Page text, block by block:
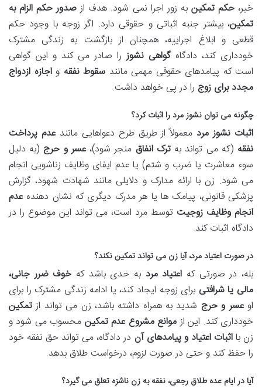
خیر،حکم تمکین به زور اجرا نمی شود. هدف ازصدور حکم الزام به
تمکین، بیشتر جنبه اثباتی و حقوقی دارد. اگر زوجه با وجود حکم
قطعی و ابلاغ اجراییه، همچنان از بازگشت به زندگی مشترک
خودداری کند، دادگاهگواهی نشوزرا صادر می کند و این گواهی
است که پیامدهای حقوقی مهمی مانند سقوط نفقه واجازه ازدواج
مجدد برای زوج را در پی خواهد داشت.
چگونه می توان نشوز مرد را اثبات کرد؟
اثبات نشوز مرد معمولاً از طریق طرح دعواهایی مانندعدم پرداخت
نفقه (که می تواند بهترک انفاق منجر شود)،عسر و حرج(به دلیل
سوء معاشرت یا ضرب و شتم) یا عدم ایفای وظایف زناشویی انجام
می شود. زن با ارائه مدارک و دلایلی مانند شهادت شهود، گزارش
پزشکی قانونی، پیامک ها یا هر مدرک دیگری که نشان دهندهعدم
انجام وظایف زوجیت توسط مرد است، می تواند این موضوع را در
دادگاه اثبات کند.
در صورت اعتیاد مرد، آیا زن می تواند تمکین نکند؟
بله، در صورتی که اعتیاد مرد به حدی باشد که خوف ضرر جانی،
مالی یا شرافتی برای زوجه ایجاد کند، یا ادامه زندگی مشترک را برای
اوعسر و حرج شدید به همراه داشته باشد، زن می تواند ازتمکین
خودداری کند. این ازموانع مشروع عدم تمکین محسوب می شود و
زن بااثبات اعتیاد و پیامدهای آن در دادگاه، می تواند حق نفقه خود
را حفظ کند و حتی در صورت لزوم، درخواست طلاق بدهد.
آیا در ایام عده طلاق رجعی، نفقه به زن ناشزه تعلق می گیرد؟